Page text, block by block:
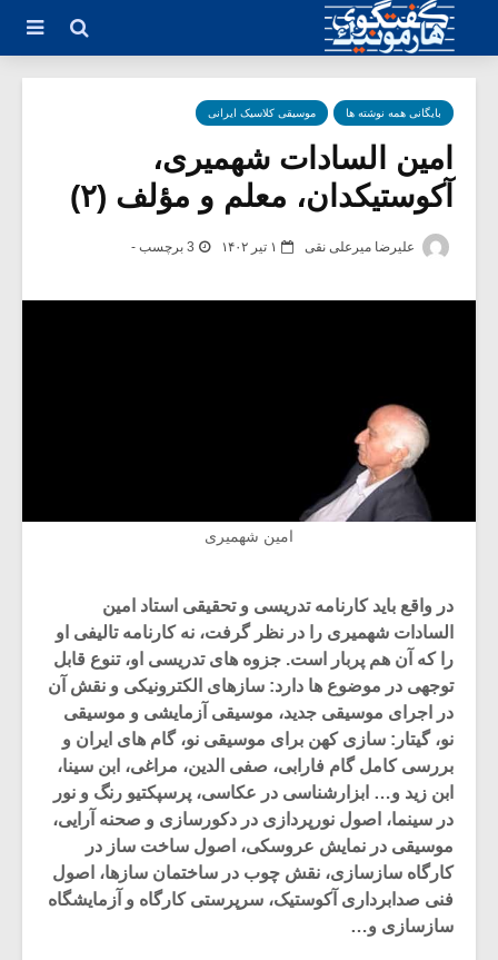
بایگانی همه نوشته ها موسیقی کلاسیک ایرانی
امین السادات شهمیری،
آکوستیکدان، معلم و مؤلف (۲)
علیرضا میرعلی نقی ۱ تیر ۱۴۰۲ 3 برچسب -
امین شهمیری
در واقع باید کارنامه تدریسی و تحقیقی استاد امین
السادات شهمیری را در نظر گرفت، نه کارنامه تالیفی او
را که آن هم پربار است. جزوه های تدریسی او، تنوع قابل
توجهی در موضوع ها دارد: سازهای الکترونیکی و نقش آن
در اجرای موسیقی جدید، موسیقی آزمایشی و موسیقی
نو، گیتار: سازی کهن برای موسیقی نو، گام های ایران و
بررسی کامل گام فارابی، صفی الدین، مراغی، ابن سینا،
ابن زید و… ابزارشناسی در عکاسی، پرسپکتیو رنگ و نور
در سینما، اصول نورپردازی در دکورسازی و صحنه آرایی،
موسیقی در نمایش عروسکی، اصول ساخت ساز در
کارگاه سازسازی، نقش چوب در ساختمان سازها، اصول
فنی صدابرداری آکوستیک، سرپرستی کارگاه و آزمایشگاه
سازسازی و…